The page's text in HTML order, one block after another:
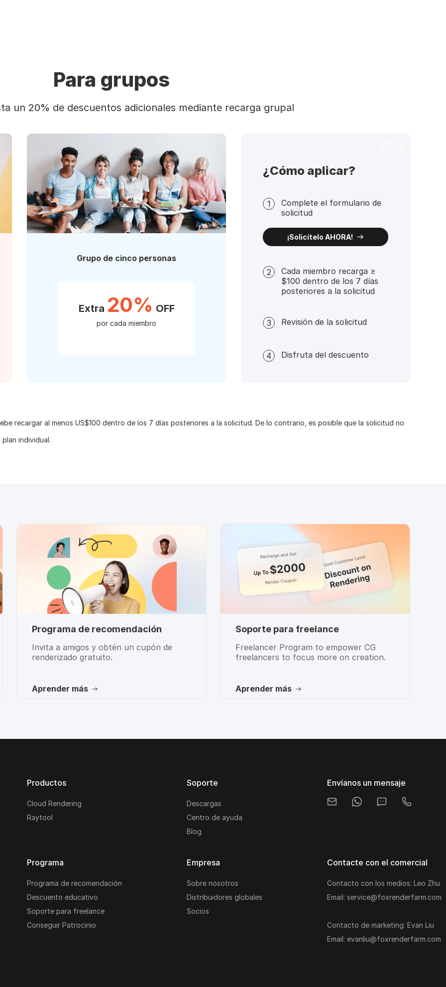
Para grupos
un 20% de descuentos adicionales mediante recarga grupal
Grupo de cinco personas
Extra 20% OFF
por cada miembro
¿Cómo aplicar?
1
Complete el formulario de
solicitud
¡Solicítelo AHORA!
2
Cada miembro recarga ≥
$100 dentro de los 7 días
posteriores a la solicitud
3 Revisión de la solicitud
4 Disfruta del descuento
recargar al menos US$100 dentro de los 7 días posteriores a la solicitud. De lo contrario, es posible que la solicitud no
individual.
Programa de recomendación
Invita a amigos y obtén un cupón de
renderizado gratuito.
Aprender más
Soporte para freelance
Freelancer Program to empower CG
freelancers to focus more on creation.
Aprender más
Productos
Cloud Rendering
Raytool
Soporte
Descargas
Centro de ayuda
Blog
Envíanos un mensaje
Programa
Programa de recomendación
Descuento educativo
Soporte para freelance
Conseguir Patrocinio
Empresa
Sobre nosotros
Distribuidores globales
Socios
Contacte con el comercial
Contacto con los medios: Leo Zhu
Email: service@foxrenderfarm.com
Contacto de marketing: Evan Liu
Email: evanliu@foxrenderfarm.com